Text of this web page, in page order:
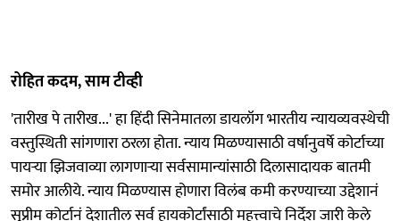
रोहित कदम, साम टीव्ही
'तारीख पे तारीख...' हा हिंदी सिनेमातला डायलॉग भारतीय न्यायव्यवस्थेची
वस्तुस्थिती सांगणारा ठरला होता. न्याय मिळण्यासाठी वर्षानुवर्षे कोर्टाच्या
पायऱ्या झिजवाव्या लागणाऱ्या सर्वसामान्यांसाठी दिलासादायक बातमी
समोर आलीये. न्याय मिळण्यास होणारा विलंब कमी करण्याच्या उद्देशानं
सुप्रीम कोर्टानं देशातील सर्व हायकोर्टांसाठी महत्त्वाचे निर्देश जारी केले